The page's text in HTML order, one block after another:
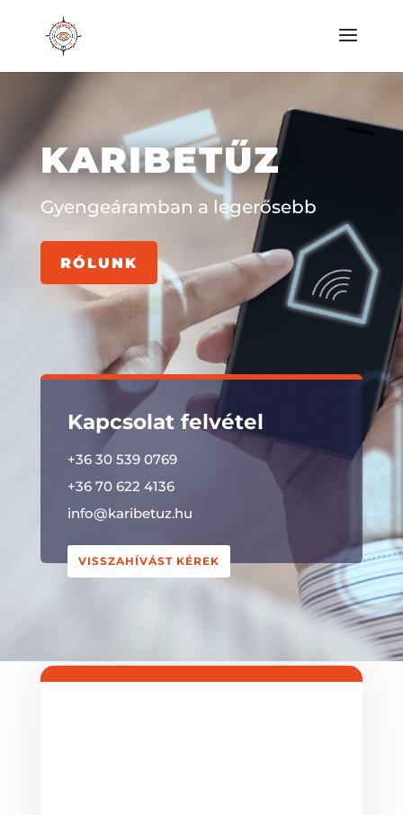
KARIBETŰZ
Gyengeáramban a legerősebb
RÓLUNK
Kapcsolat felvétel
+36 30 539 0769
+36 70 622 4136
info@karibetuz.hu
VISSZAHÍVÁST KÉREK